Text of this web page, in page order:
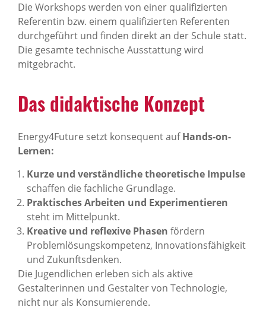
Die Workshops werden von einer qualifizierten
Referentin bzw. einem qualifizierten Referenten
durchgeführt und finden direkt an der Schule statt.
Die gesamte technische Ausstattung wird
mitgebracht.
Das didak­ti­sche Konzept
Energy4Future setzt konsequent aufHands-on-
Lernen:
Kurze und verständliche theoretische Impulse
schaffen die fachliche Grundlage.
Praktisches Arbeiten und Experimentieren
steht im Mittelpunkt.
Kreative und reflexive Phasen fördern
Problemlösungskompetenz, Innovationsfähigkeit
und Zukunftsdenken.
Die Jugendlichen erleben sich als aktive
Gestalterinnen und Gestalter von Technologie,
nicht nur als Konsumierende.